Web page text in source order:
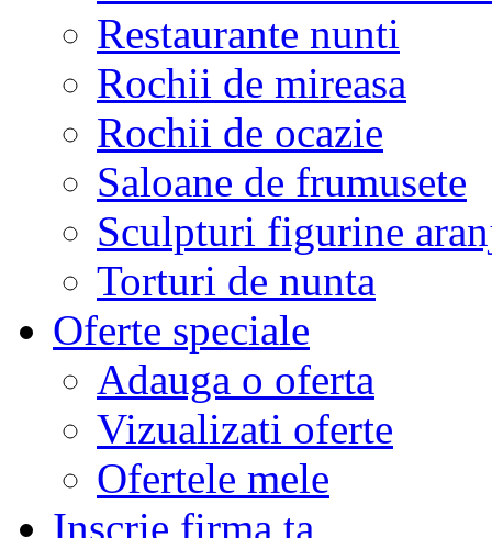
Restaurante nunti
Rochii de mireasa
Rochii de ocazie
Saloane de frumusete
Sculpturi figurine
Torturi de nunta
Oferte speciale
Adauga o oferta
Vizualizati oferte
Ofertele mele
Inscrie firma ta